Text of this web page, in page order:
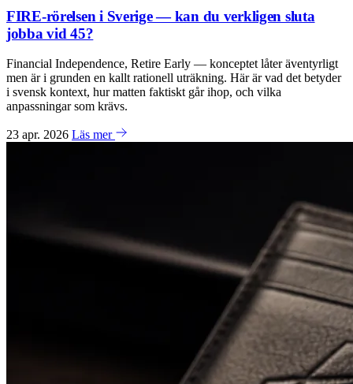
FIRE-rörelsen i Sverige — kan du verkligen sluta
jobba vid 45?
Financial Independence, Retire Early — konceptet låter äventyrligt
men är i grunden en kallt rationell uträkning. Här är vad det betyder
i svensk kontext, hur matten faktiskt går ihop, och vilka
anpassningar som krävs.
23 apr. 2026 Läs mer